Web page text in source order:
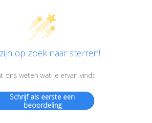
op zoek naar sterren!
ons weten wat je ervan vindt
Schrijf als eerste een
beoordeling